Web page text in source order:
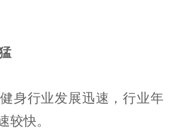
身行业发展迅速，行业年
较快。